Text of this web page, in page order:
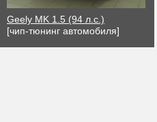
Geely MK 1.5 (94 л.с.)
[чип-тюнинг автомобиля]